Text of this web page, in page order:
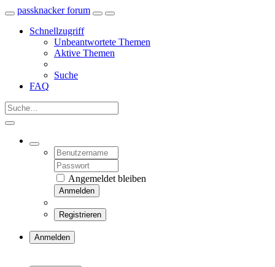
passknacker forum
Schnellzugriff
Unbeantwortete Themen
Aktive Themen
Suche
FAQ
Angemeldet bleiben
Anmelden
Registrieren
Anmelden